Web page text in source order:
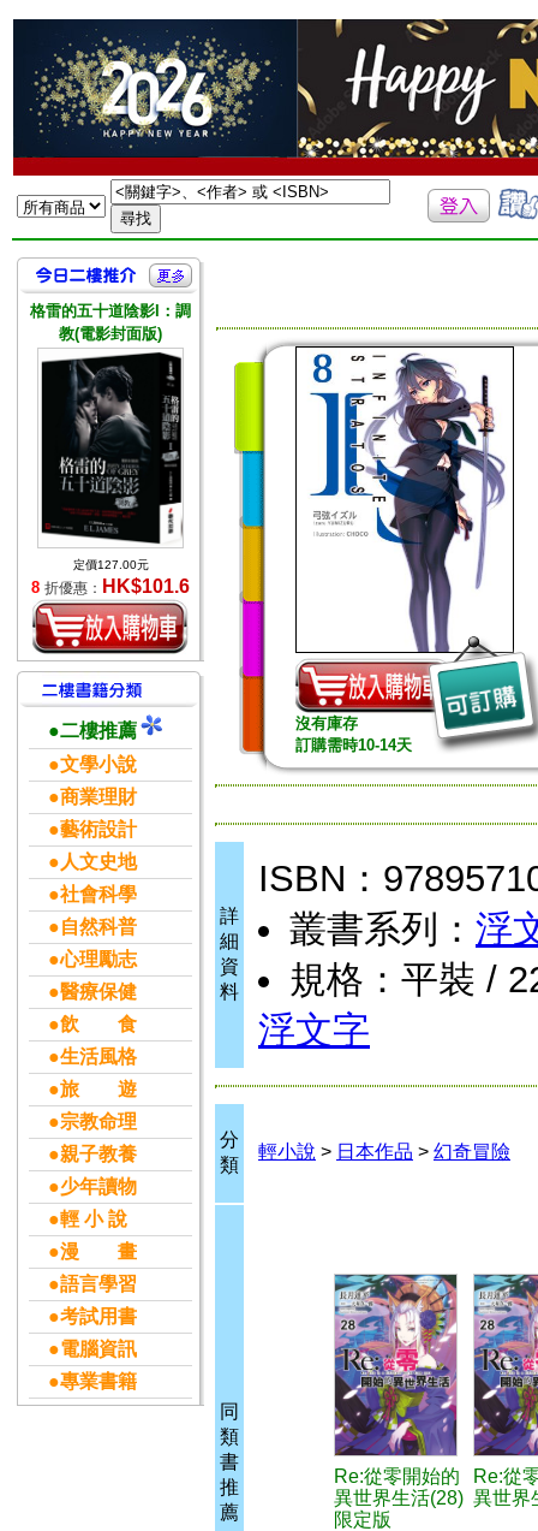
格雷的五十道陰影I：調
教(電影封面版)
定價127.00元
8 折優惠： HK$101.6
●二樓推薦
●文學小說
●商業理財
●藝術設計
●人文史地
●社會科學
●自然科普
●心理勵志
●醫療保健
●飲 食
●生活風格
●旅 遊
●宗教命理
●親子教養
●少年讀物
●輕 小 說
●漫 畫
●語言學習
●考試用書
●電腦資訊
●專業書籍
沒有庫存
訂購需時10-14天
詳
細
資
料
ISBN：
叢書系列： 浮
規格：平裝 /
浮文字
分
類
輕小說 > 日本作品 > 幻奇冒險
同
類
書
推
薦
Re:從零開始的
異世界生活(28)
限定版
Re:從
異世界